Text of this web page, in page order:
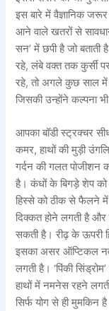
इस बारे में वैज्ञानिक
आने वाले खतरों से
सन’ में छपी है जो बताती
रहे, लंबे वक्त तक कुर्सी
रहे, तो अगले कुछ साल में
जिसकी उन्होंने कल्पना भी
आपका बॉडी स्ट्रक्चर
कमर, हाथों की मुड़ी
गर्दन की गलत पोजीशन
है। कंधों के बिगड़े शेप को
हिस्से को ठीक से फैलने में
दिक्कत होने लगती है और
सकती है। रीढ़ के ऊपरी
इसका असर ऑप्टिकल
लगती है। ‘पिंकी
हाथों में नमनेस रहने
सिर्फ योग से ही मुमकिन